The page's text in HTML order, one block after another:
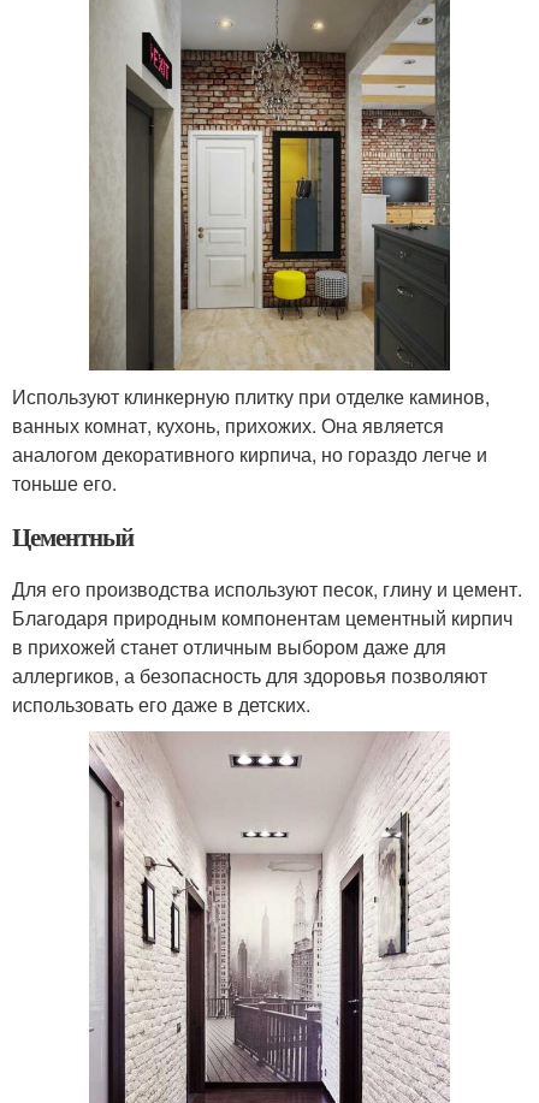
Используют клинкерную плитку при отделке каминов,
ванных комнат, кухонь, прихожих. Она является
аналогом декоративного кирпича, но гораздо легче и
тоньше его.
Цементный
Для его производства используют песок, глину и цемент.
Благодаря природным компонентам цементный кирпич
в прихожей станет отличным выбором даже для
аллергиков, а безопасность для здоровья позволяют
использовать его даже в детских.